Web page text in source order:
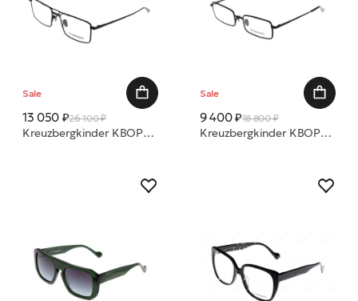
Sale
13 050 ₽26 100 ₽
Kreuzbergkinder KBOP0484 KIR-O C3 55 оправа
Sale
9 400 ₽18 800 ₽
Kreuzbergkinder KBOP0341 CLAY-O C4 BRUSHED BLACK CLEAR AR 57 54 20 оправа